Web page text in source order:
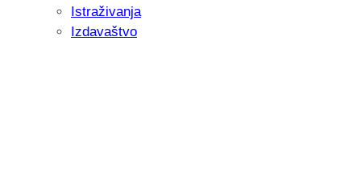
Istraživanja
Izdavaštvo